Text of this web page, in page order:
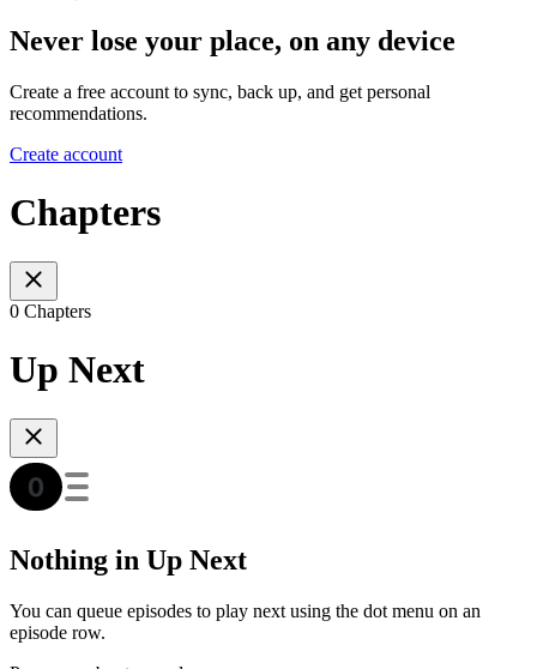
Never lose your place, on any device
Create a free account to sync, back up, and get personal
recommendations.
Create account
Chapters
0 Chapters
Up Next
Nothing in Up Next
You can queue episodes to play next using the dot menu on an
episode row.